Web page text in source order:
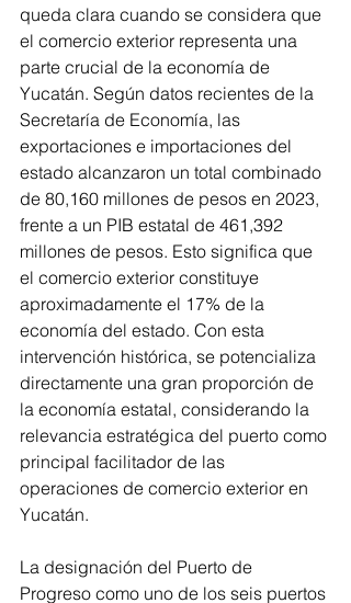
queda clara cuando se considera que
el comercio exterior representa una
parte crucial de la economía de
Yucatán. Según datos recientes de la
Secretaría de Economía, las
exportaciones e importaciones del
estado alcanzaron un total combinado
de 80,160 millones de pesos en 2023,
frente a un PIB estatal de 461,392
millones de pesos. Esto significa que
el comercio exterior constituye
aproximadamente el 17% de la
economía del estado. Con esta
intervención histórica, se potencializa
directamente una gran proporción de
la economía estatal, considerando la
relevancia estratégica del puerto como
principal facilitador de las
operaciones de comercio exterior en
Yucatán.
La designación del Puerto de
Progreso como uno de los seis puertos